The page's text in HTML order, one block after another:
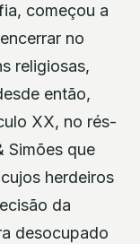
começou a
no
religiosas,
então,
XX, no rés-
Simões que
herdeiros
da
desocupado